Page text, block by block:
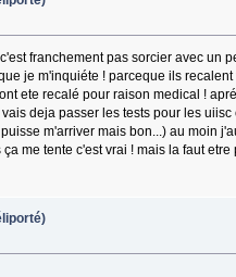
franchement pas sorcier avec un
je m'inquiéte ! parceque ils
ete recalé pour raison medical !
deja passer les tests pour les uiisc
m'arriver mais bon...) au moin
me tente c'est vrai ! mais la faut etre